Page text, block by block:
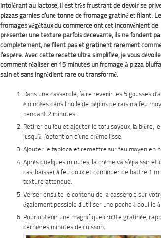
intolérant au lactose, il est très frustrant de devoir se
pizzas garnies d’une tonne de fromage gratiné et filant.
fromages végétaux du commerce ont cet inconvénient de
présenter une texture parfois décevante, ils ne fondent
complètement, ne filent pas et gratinent rarement
l’espère. Avec cette recette ultra simplifiée, je vous dévoile
comment réaliser en 15 minutes un fromage à pizza
sain et sans ingrédient rare ou transformé.
Dans une casserole, faire revenir les 5 gousses d’ail
émincées dans l’huile de pépins de raisin à feu
pendant 2 minutes.
Retirer du feu et ajouter le tofu soyeux, la bière,
jusqu’à l’obtention d’une crème lisse.
Ajouter le tapioca et remettre sur feu moyen en
Après quelques minutes, la crème va s’épaissir
cas, baisser à feu doux et continuer de battre 1
texture attendue.
Verser ensuite le contenu de la casserole sur
également possible d’utiliser une poche à douille
Pour obtenir une magnifique croûte gratinée,
dernières minutes de cuisson.